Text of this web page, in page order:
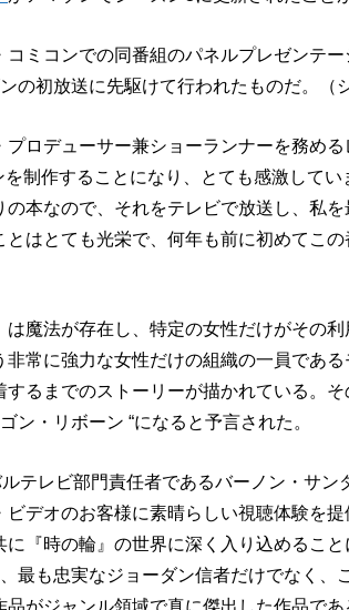
コミコンでの同番組のパネルプレゼンテ
の初放送に先駆けて行われたものだ。（
ロデューサー兼ショーランナーを務める
制作することになり、とても感激して
本なので、それをテレビで放送し、私
はとても光栄で、何年も前に初めてこ
は魔法が存在し、特定の女性だけがその
常に強力な女性だけの組織の一員であ
るまでのストーリーが描かれている。
ン・リボーン “になると予言された。
テレビ部門責任者であるバーノン・サ
ビデオのお客様に素晴らしい視聴体験を
に『時の輪』の世界に深く入り込めるこ
最も忠実なジョーダン信者だけでなく、
がジャンル領域で真に傑出した作品で